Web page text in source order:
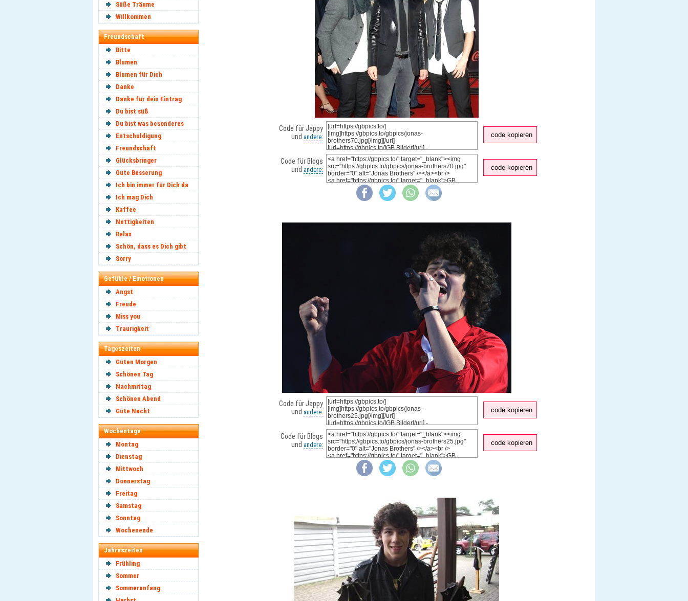
Süße Träume
Willkommen
Freundschaft
Bitte
Blumen
Blumen für Dich
Danke
Danke für dein Eintrag
Du bist süß
Du bist was besonderes
Entschuldigung
Freundschaft
Glücksbringer
Gute Besserung
Ich bin immer für Dich da
Ich mag Dich
Kaffee
Nettigkeiten
Relax
Schön, dass es Dich gibt
Sorry
Gefühle / Emotionen
Angst
Freude
Miss you
Traurigkeit
Tageszeiten
Guten Morgen
Schönen Tag
Nachmittag
Schönen Abend
Gute Nacht
Wochentage
Montag
Dienstag
Mittwoch
Donnerstag
Freitag
Samstag
Sonntag
Wochenende
Jahreszeiten
Frühling
Sommer
Sommeranfang
Code für Jappy
und andere: code kopieren
Code für Blogs
und andere: code kopieren
Code für Jappy
und andere: code kopieren
Code für Blogs
und andere: code kopieren